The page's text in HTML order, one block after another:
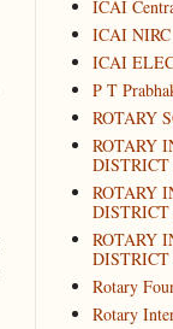
ICAI
ICAI NIRC
ICAI
P T
ROTARY
ROTARY
DISTRICT
ROTARY
DISTRICT
ROTARY
DISTRICT
Rotary
Rotary